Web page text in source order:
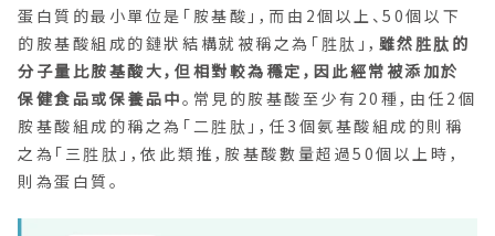
蛋白質的最小單位是「胺基酸」，而由2個以上、50個以下
的胺基酸組成的鏈狀結構就被稱之為「胜肽」， 雖然胜肽的
分子量比胺基酸大，但相對較為穩定，因此經常被添加於
保健食品或保養品中。常見的胺基酸至少有20種，由任2個
胺基酸組成的稱之為「二胜肽」，任3個氨基酸組成的則稱
之為「三胜肽」，依此類推，胺基酸數量超過50個以上時，
則為蛋白質。